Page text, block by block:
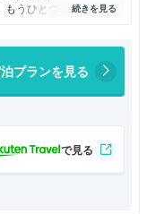
もうひとつかな…
ーブバスソルトを自作で
プランを見る